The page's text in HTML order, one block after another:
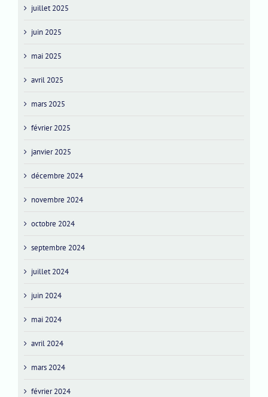
juillet 2025
juin 2025
mai 2025
avril 2025
mars 2025
février 2025
janvier 2025
décembre 2024
novembre 2024
octobre 2024
septembre 2024
juillet 2024
juin 2024
mai 2024
avril 2024
mars 2024
février 2024